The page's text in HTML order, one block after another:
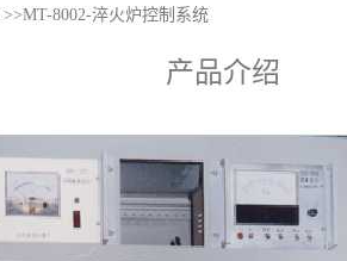
>>MT-8002-淬火炉控制系统
产品介绍